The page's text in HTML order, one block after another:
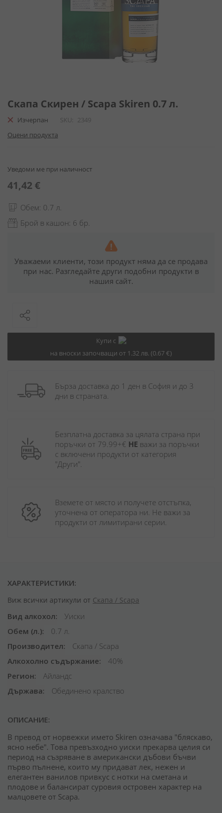
към
на
галерия
със
Скапа Скирен / Scapa Skiren 0.7 л.
Изчерпан SKU
2349
Оцени продукта
Уведоми ме при наличност
41,42 €
Обем: 0.7 л.
Брой в кашон: 6 бр.
Уважаеми клиенти, този продукт няма да се продава
при нас. Разгледайте други подобни продукти в
нашия сайт.
Купи с
на вноски започващи от 1.32 лв. (0.67 €)
Бърза доставка до 1 ден в София и до 3
дни в страната.
Безплатна доставка за цялата страна при
поръчки от 79.99+€ НЕ важи за поръчки
с включени продукти от категория
"Други".
Вземете от място и получете отстъпка,
уточнена от оператора ни. Не важи за
продукти от лимитирани серии.
ХАРАКТЕРИСТИКИ:
Виж всички артикули от Скапа / Scapa
Вид алкохол
Уиски
Обем (л.)
0.7 л.
Производител
Скапа / Scapa
Алкохолно съдържание
40%
Регион
Айландс
Държава
Обединено кралство
ОПИСАНИЕ:
В превод от норвежки името Skiren означава "бляскаво,
ясно небе". Това превъзходно уиски прекарва целия си
период на съзряване в американски дъбови бъчви
първо пълнене, които му придават лек, нежен и
елегантен ванилов привкус с нотки на сметана и
плодове и балансират суровия островен характер на
малцовете от Scapa.